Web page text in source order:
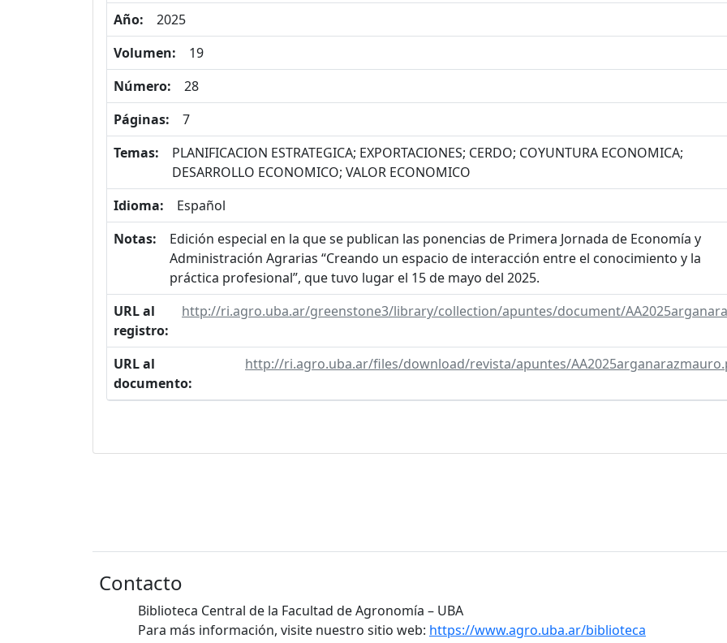
Año:
2025
Volumen:
19
Número:
28
Páginas:
7
Temas:
PLANIFICACION ESTRATEGICA; EXPORTACIONES; CERDO; COYUNTURA ECONOMICA;
DESARROLLO ECONOMICO; VALOR ECONOMICO
Idioma:
Español
Notas:
Edición especial en la que se publican las ponencias de Primera Jornada de Economía y
Administración Agrarias “Creando un espacio de interacción entre el conocimiento y la
práctica profesional”, que tuvo lugar el 15 de mayo del 2025.
URL al
registro:
http://ri.agro.uba.ar/greenstone3/library/collection/apuntes/document/
URL al
documento:
http://ri.agro.uba.ar/files/download/revista/apuntes/
Contacto
Biblioteca Central de la Facultad de Agronomía – UBA
Para más información, visite nuestro sitio web: https://www.agro.uba.ar/biblioteca